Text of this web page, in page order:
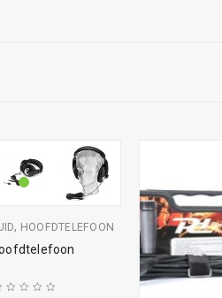
, HOOFDTELEFOON